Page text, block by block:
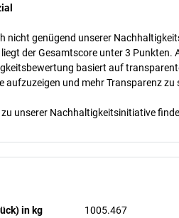
nicht genügend unserer
der Gesamtscore unter 3
basiert auf
aufzuzeigen und mehr Transparenz zu
unserer Nachhaltigkeitsinitiative
in kg
1005.467